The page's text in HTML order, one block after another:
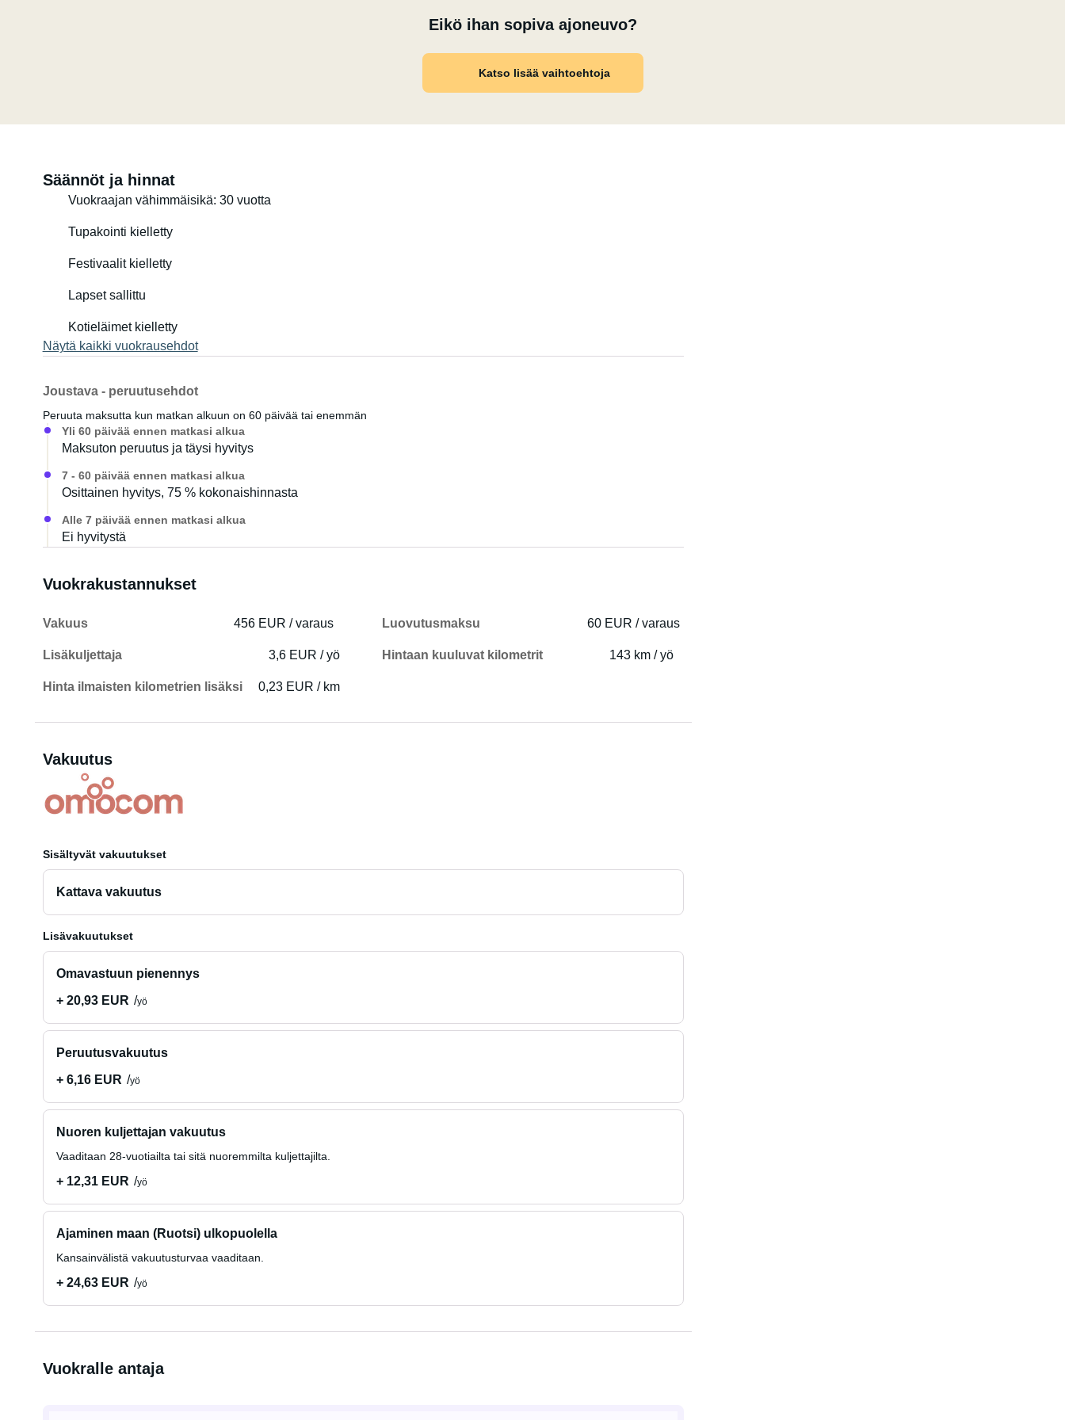
Eikö ihan sopiva ajoneuvo?
Katso lisää vaihtoehtoja
Säännöt ja hinnat
Vuokraajan vähimmäisikä: 30 vuotta
Tupakointi kielletty
Festivaalit kielletty
Lapset sallittu
Kotieläimet kielletty
Näytä kaikki vuokrausehdot
Joustava - peruutusehdot
Peruuta maksutta kun matkan alkuun on 60 päivää tai enemmän
Yli 60 päivää ennen matkasi alkua
Maksuton peruutus ja täysi hyvitys
7 - 60 päivää ennen matkasi alkua
Osittainen hyvitys, 75 % kokonaishinnasta
Alle 7 päivää ennen matkasi alkua
Ei hyvitystä
Vuokrakustannukset
Vakuus 456 EUR / varaus Luovutusmaksu 60 EUR / varaus
Lisäkuljettaja 3,6 EUR / yö Hintaan kuuluvat kilometrit 143 km / yö
Hinta ilmaisten kilometrien lisäksi 0,23 EUR / km
Vakuutus
Sisältyvät vakuutukset
Kattava vakuutus
Lisävakuutukset
Omavastuun pienennys
+ 20,93 EUR
yö
Peruutusvakuutus
+ 6,16 EUR
yö
Nuoren kuljettajan vakuutus
Vaaditaan 28-vuotiailta tai sitä nuoremmilta kuljettajilta.
+ 12,31 EUR yö
Ajaminen maan (Ruotsi) ulkopuolella
Kansainvälistä vakuutusturvaa vaaditaan.
+ 24,63 EUR yö
Vuokralle antaja